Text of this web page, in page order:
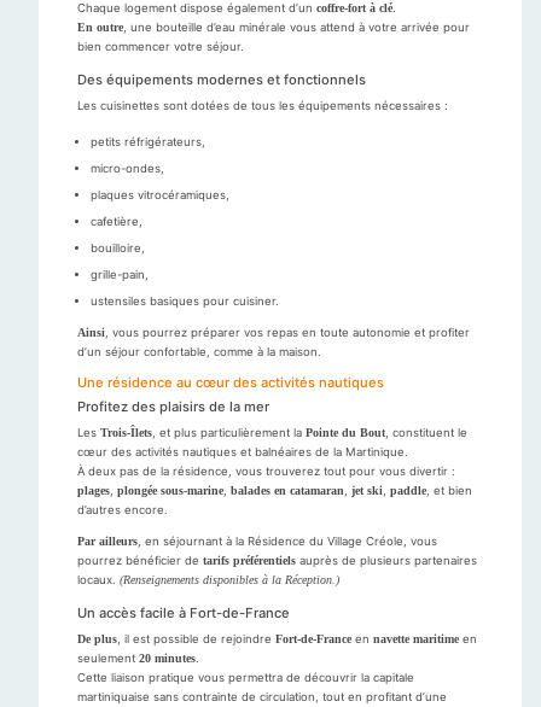
Chaque logement dispose également d’un coffre-fort à clé
En outre , une bouteille d’eau minérale vous attend à votre arrivée pour
bien commencer votre séjour.
Des équipements modernes et fonctionnels
Les cuisinettes sont dotées de tous les équipements nécessaires :
petits réfrigérateurs,
micro-ondes,
plaques vitrocéramiques,
cafetière,
bouilloire,
grille-pain,
ustensiles basiques pour cuisiner.
Ainsi , vous pourrez préparer vos repas en toute autonomie et profiter
d’un séjour confortable, comme à la maison.
Une résidence au cœur des activités nautiques
Profitez des plaisirs de la mer
Les Trois-Îlets , et plus particulièrement la Pointe du Bout , constituent le
cœur des activités nautiques et balnéaires de la Martinique.
À deux pas de la résidence, vous trouverez tout pour vous divertir :
plages plongée sous-marine balades en catamaran jet ski paddle , et bien
d’autres encore.
Par ailleurs , en séjournant à la Résidence du Village Créole, vous
pourrez bénéficier de tarifs préférentiels auprès de plusieurs partenaires
locaux. (Renseignements disponibles à la Réception.)
Un accès facile à Fort-de-France
De plus , il est possible de rejoindre Fort-de-France en navette maritime en
seulement 20 minutes
Cette liaison pratique vous permettra de découvrir la capitale
martiniquaise sans contrainte de circulation, tout en profitant d’une